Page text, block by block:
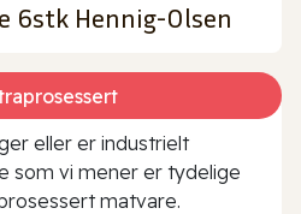
6stk Hennig-Olsen
eller er industrielt
som vi mener er tydelige
matvare.